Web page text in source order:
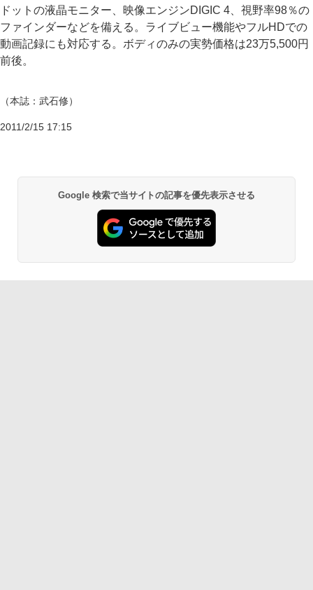
ドットの液晶モニター、映像エンジンDIGIC 4、視野率98％の
ファインダーなどを備える。ライブビュー機能やフルHDでの
動画記録にも対応する。ボディのみの実勢価格は23万5,500円
前後。
（本誌：武石修）
2011/2/15 17:15
Google 検索で当サイトの記事を優先表示させる